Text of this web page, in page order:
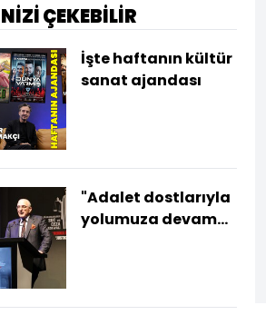
ÇEKEBİLİR
İşte haftanın kültür
sanat ajandası
"Adalet dostlarıyla
yolumuza devam